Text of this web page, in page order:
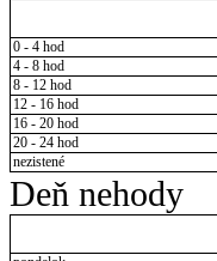
0 - 4 hod
4 - 8 hod
8 - 12 hod
12 - 16 hod
16 - 20 hod
20 - 24 hod
nezistené
Deň nehody